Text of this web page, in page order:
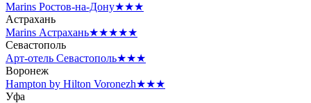
Marins Ростов-на-Дону★★★
Астрахань
Marins Астрахань★★★★★
Севастополь
Арт-отель Севастополь★★★
Воронеж
Hampton by Hilton Voronezh★★★
Уфа